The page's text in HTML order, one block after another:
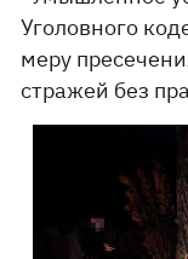
Уголовного
меру
стражей без